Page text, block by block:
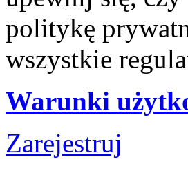
politykę
wszystkie
Warunki
Zarejestruj